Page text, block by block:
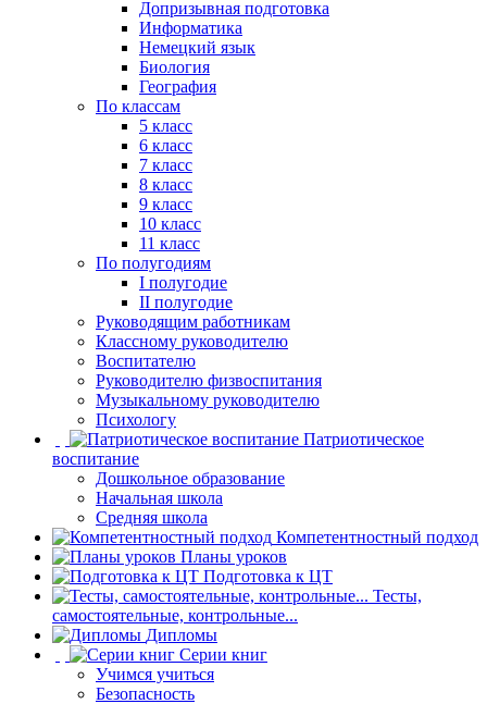
Допризывная подготовка
Информатика
Немецкий язык
Биология
География
По классам
5 класс
6 класс
7 класс
8 класс
9 класс
10 класс
11 класс
По полугодиям
I полугодие
II полугодие
Руководящим работникам
Классному руководителю
Воспитателю
Руководителю физвоспитания
Музыкальному руководителю
Психологу
Патриотическое
воспитание
Дошкольное образование
Начальная школа
Средняя школа
Компетентностный подход
Планы уроков
Подготовка к ЦТ
Тесты,
самостоятельные, контрольные...
Дипломы
Серии книг
Учимся учиться
Безопасность